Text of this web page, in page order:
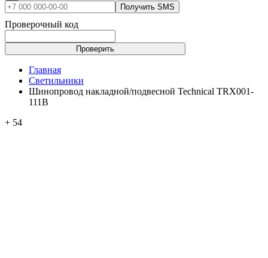
Получить SMS
Проверочный код
Проверить
Главная
Светильники
Шинопровод накладной/подвесной Technical TRX001-
111B
+ 54